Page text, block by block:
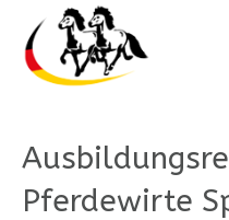
Pferdewirte